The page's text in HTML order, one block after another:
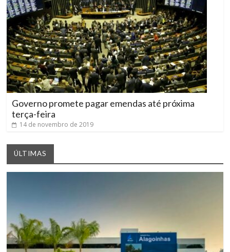
Governo promete pagar emendas até próxima
terça-feira
14 de novembro de 2019
ÚLTIMAS